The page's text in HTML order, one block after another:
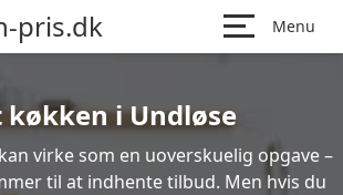
pris.dk Menu
køkken i Undløse
virke som en uoverskuelig opgave –
til at indhente tilbud. Men hvis du